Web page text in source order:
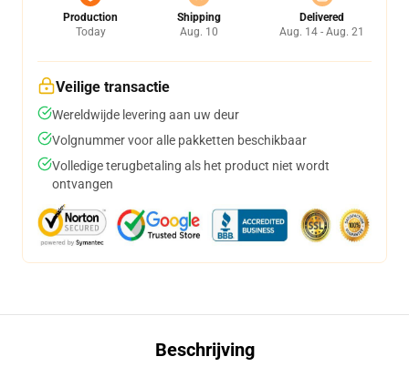
Production
Today
Shipping
Aug. 10
Delivered
Aug. 14 - Aug. 21
Veilige transactie
Wereldwijde levering aan uw deur
Volgnummer voor alle pakketten beschikbaar
Volledige terugbetaling als het product niet wordt
ontvangen
Beschrijving